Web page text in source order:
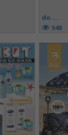
do ...
548